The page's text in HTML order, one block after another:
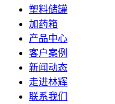
塑料储罐
加药箱
产品中心
客户案例
新闻动态
走进林辉
联系我们